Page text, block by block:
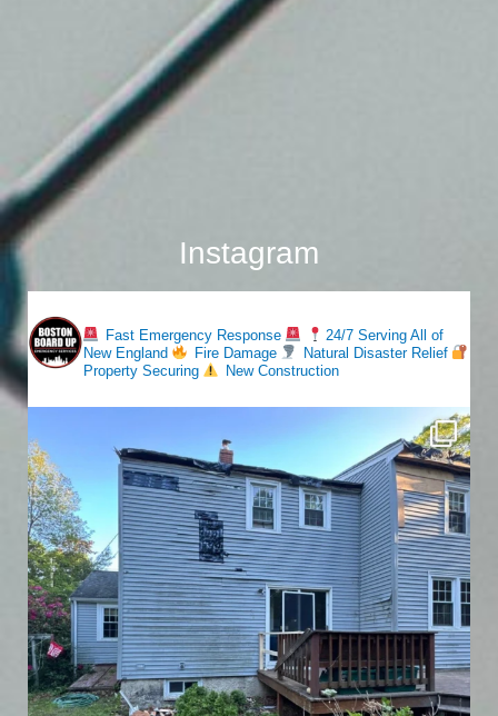
Instagram
Fast Emergency Response
24/7 Serving All of
New England
Fire Damage
Natural Disaster Relief
Property Securing
New Construction